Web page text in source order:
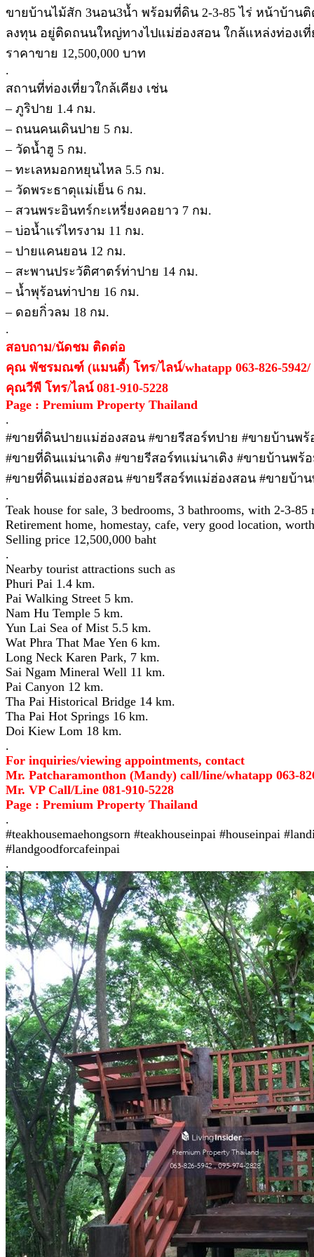
ขายบ้านไม้สัก 3นอน3น้ำ พร้อมที่ดิน 2-3-85 ไร่ หน้าบ้า
ลงทุน อยู่ติดถนนใหญ่ทางไปแม่ฮ่องสอน ใกล้แหล่งท่องเที่
ราคาขาย 12,500,000 บาท
.
สถานที่ท่องเที่ยวใกล้เคียง เช่น
– ภูริปาย 1.4 กม.
– ถนนคนเดินปาย 5 กม.
– วัดน้ำฮู 5 กม.
– ทะเลหมอกหยุนไหล 5.5 กม.
– วัดพระธาตุแม่เย็น 6 กม.
– สวนพระอินทร์กะเหรี่ยงคอยาว 7 กม.
– บ่อน้ำแร่ไทรงาม 11 กม.
– ปายแคนยอน 12 กม.
– สะพานประวัติศาตร์ท่าปาย 14 กม.
– น้ำพุร้อนท่าปาย 16 กม.
– ดอยกิ่วลม 18 กม.
.
สอบถาม/นัดชม ติดต่อ
คุณ พัชรมณฑ์ (แมนดี้) โทร/ไลน์/whatapp 063-826-5942/
คุณวีพี โทร/ไลน์ 081-910-5228
Page : Premium Property Thailand
.
#ขายที่ดินปายแม่ฮ่องสอน #ขายรีสอร์ทปาย #ขายบ้านพ
#ขายที่ดินแม่นาเติง #ขายรีสอร์ทแม่นาเติง #ขายบ้านพร้
#ขายที่ดินแม่ฮ่องสอน #ขายรีสอร์ทแม่ฮ่องสอน #ขายบ้า
.
Teak house for sale, 3 bedrooms, 3 bathrooms, with 2-3-
Retirement home, homestay, cafe, very good location,
Selling price 12,500,000 baht
.
Nearby tourist attractions such as
Phuri Pai 1.4 km.
Pai Walking Street 5 km.
Nam Hu Temple 5 km.
Yun Lai Sea of Mist 5.5 km.
Wat Phra That Mae Yen 6 km.
Long Neck Karen Park, 7 km.
Sai Ngam Mineral Well 11 km.
Pai Canyon 12 km.
Tha Pai Historical Bridge 14 km.
Tha Pai Hot Springs 16 km.
Doi Kiew Lom 18 km.
.
For inquiries/viewing appointments, contact
Mr. Patcharamonthon (Mandy) call/line/whatapp 063-
Mr. VP Call/Line 081-910-5228
Page : Premium Property Thailand
.
#teakhousemaehongsorn #teakhouseinpai #houseinpai
#landgoodforcafeinpai
.